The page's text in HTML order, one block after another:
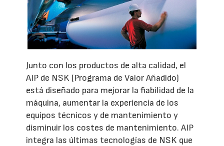
Junto con los productos de alta calidad, el
AIP de NSK (Programa de Valor Añadido)
está diseñado para mejorar la fiabilidad de la
máquina, aumentar la experiencia de los
equipos técnicos y de mantenimiento y
disminuir los costes de mantenimiento. AIP
integra las últimas tecnologías de NSK que